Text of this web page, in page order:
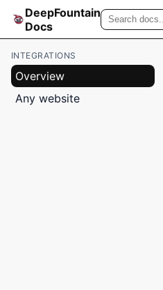
DeepFountain
Docs
INTEGRATIONS
Overview
Any website